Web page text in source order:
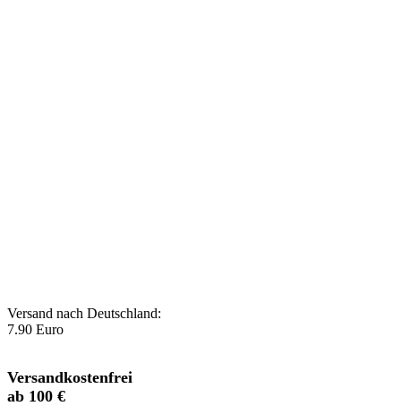
Versand nach Deutschland:
7.90 Euro
Versandkostenfrei
ab 100 €